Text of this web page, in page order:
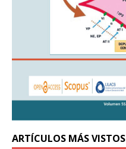
ARTÍCULOS MÁS VISTOS